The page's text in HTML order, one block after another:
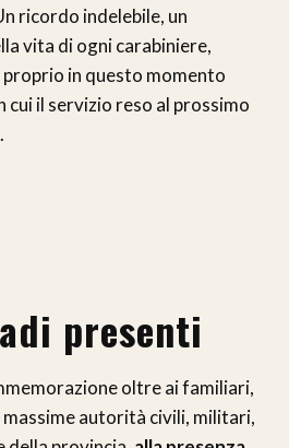
ricordo indelebile, un
vita di ogni carabiniere,
in questo momento
cui il servizio reso al prossimo
presenti
oltre ai familiari,
autorità civili, militari,